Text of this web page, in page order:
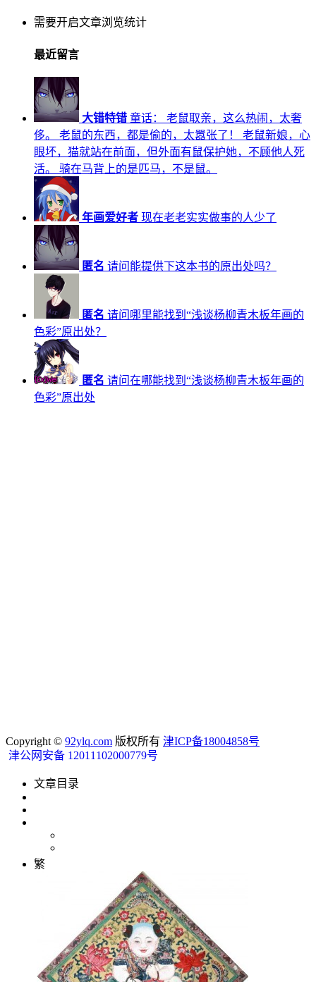
需要开启文章浏览统计
最近留言
大错特错 童话： 老鼠取亲，这么热闹，太奢
侈。 老鼠的东西，都是偷的，太嚣张了！ 老鼠新娘，心
眼坏，猫就站在前面，但外面有鼠保护她，不顾他人死
活。 骑在马背上的是匹马，不是鼠。
年画爱好者 现在老老实实做事的人少了
匿名 请问能提供下这本书的原出处吗？
匿名 请问哪里能找到“浅谈杨柳青木板年画的
色彩”原出处？
匿名 请问在哪能找到“浅谈杨柳青木板年画的
色彩”原出处
Copyright © 92ylq.com 版权所有 津ICP备18004858号
津公网安备 12011102000779号
文章目录
繁